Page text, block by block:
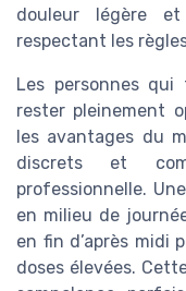
douleur légère
respectant les
Les personnes
rester pleinement
les avantages du
discrets et
professionnelle.
en milieu de
en fin d’après midi
doses élevées.